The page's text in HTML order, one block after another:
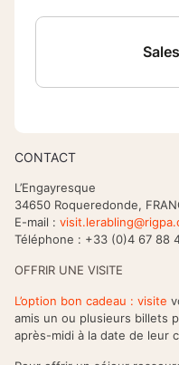
CONTACT
L’Engayresque
34650 Roqueredonde,
E-mail :
Téléphone : +33 (0)4 67 88
OFFRIR UNE VISITE
L’option bon cadeau : visite
amis un ou plusieurs billets
après-midi à la date de leur